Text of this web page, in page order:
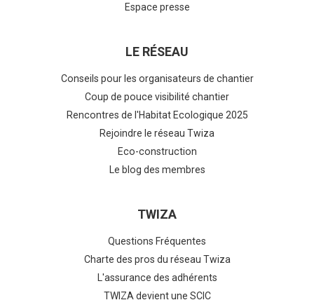
Espace presse
LE RÉSEAU
Conseils pour les organisateurs de chantier
Coup de pouce visibilité chantier
Rencontres de l'Habitat Ecologique 2025
Rejoindre le réseau Twiza
Eco-construction
Le blog des membres
TWIZA
Questions Fréquentes
Charte des pros du réseau Twiza
L'assurance des adhérents
TWIZA devient une SCIC